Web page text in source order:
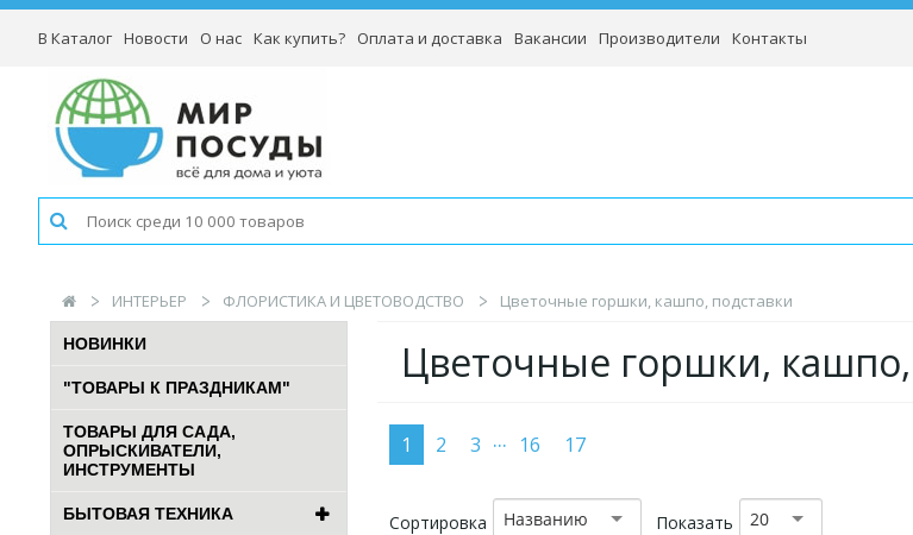
В Каталог Новости О нас Как купить? Оплата и доставка Вакансии Производители Контакты
ИНТЕРЬЕР ФЛОРИСТИКА И ЦВЕТОВОДСТВО Цветочные горшки, кашпо, подставки
НОВИНКИ
"ТОВАРЫ К ПРАЗДНИКАМ"
ТОВАРЫ ДЛЯ САДА,
ОПРЫСКИВАТЕЛИ,
ИНСТРУМЕНТЫ
БЫТОВАЯ ТЕХНИКА
Цветочные горшки, кашпо,
1 2 3 ... 16 17
Сортировка Названию Показать 20